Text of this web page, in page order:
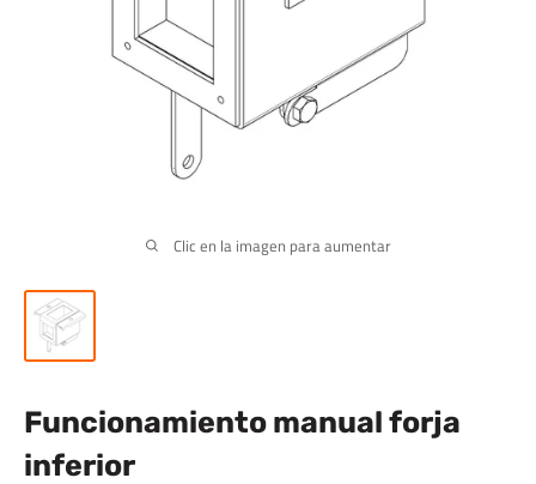
Clic en la imagen para aumentar
Funcionamiento manual forja
inferior